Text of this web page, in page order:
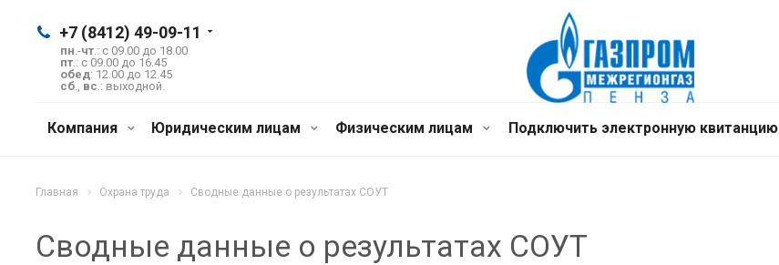
+7 (8412) 49-09-11
пн.-чт.: с 09.00 до 18.00
пт.: с 09.00 до 16.45
обед: 12.00 до 12.45
сб., вс.: выходной.
Компания Юридическим лицам Физическим лицам Подключить электронную квитанцию
Главная Охрана труда Сводные данные о результатах СОУТ
Сводные данные о результатах СОУТ